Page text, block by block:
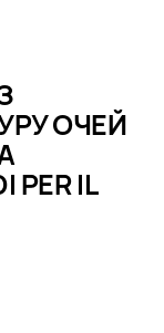
ОЧЕЙ
PER IL